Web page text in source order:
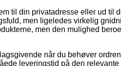
til din privatadresse eller ud til
men ligeledes virkelig
men den mulighed
når du behøver
leveringstid på den relevante